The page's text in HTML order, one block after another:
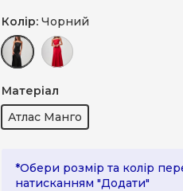
Колір: Чорний
Матеріал
Атлас Манго
*Обери розмір та колір
натисканням "Додати"